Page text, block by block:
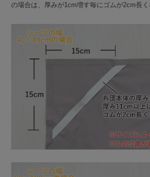
の場合は、厚みが1cm増す毎にゴムが2cm長く